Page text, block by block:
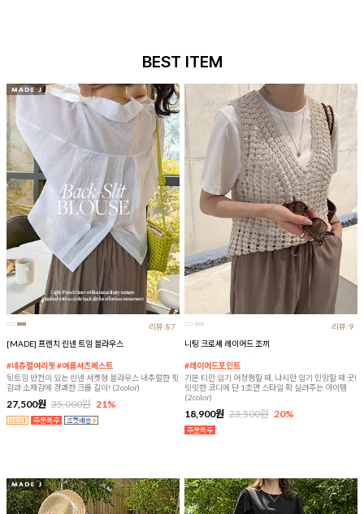
BEST ITEM
리뷰:87
[MADE] 프렌치 린넨 트임 블라우스
#네츄럴여리핏 #여름셔츠베스트
뒷트임 반전이 있는 린넨 셔켓형 블라우스 내추럴한 핏
감과 소재감에 경쾌한 크롭 길이! (2color)
27,500원 35,000원 21%
리뷰:9
니팅 크로셰 레이어드 조끼
#레이어드포인트
기본 티만 입기 어정쩡할 때, 나시만 입기 민망할 때 굿!
밋밋한 코디에 단 1초면 스타일 확 살려주는 아이템
(2color)
18,900원 23,500원 20%